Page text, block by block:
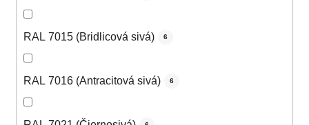
RAL 7015 (Bridlicová sivá) 6
RAL 7016 (Antracitová sivá) 6